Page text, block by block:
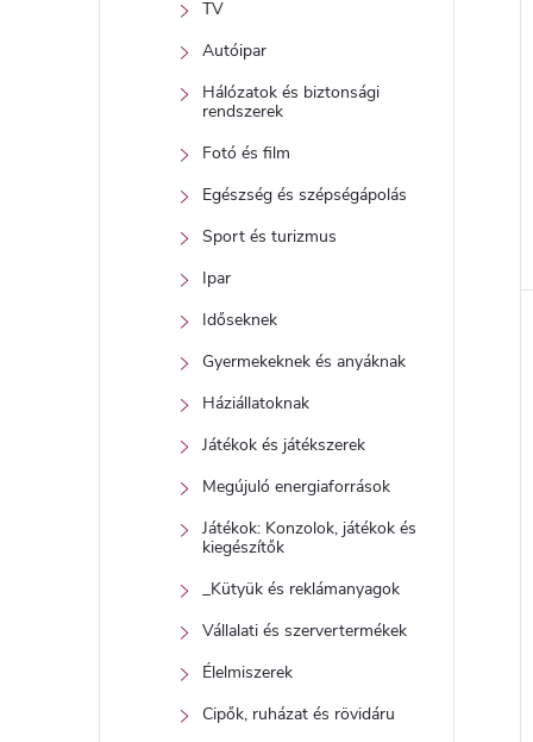
TV
Autóipar
Hálózatok és biztonsági
rendszerek
Fotó és film
Egészség és szépségápolás
Sport és turizmus
Ipar
Időseknek
Gyermekeknek és anyáknak
Háziállatoknak
Játékok és játékszerek
Megújuló energiaforrások
Játékok: Konzolok, játékok és
kiegészítők
_Kütyük és reklámanyagok
Vállalati és szervertermékek
Élelmiszerek
Cipők, ruházat és rövidáru